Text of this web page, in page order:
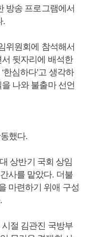
방송 프로그램에서
.
위원회에 참석해서
뒷자리에 배석한
심하다’고 생각하
나와 불출마 선언
했다.
상반기 국회 상임
사를 맡았다. 더불
마련하기 위애 구성
절 김관진 국방부